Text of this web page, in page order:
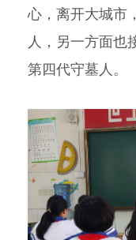
心，离开大城市
人，另一方面也
第四代守墓人。